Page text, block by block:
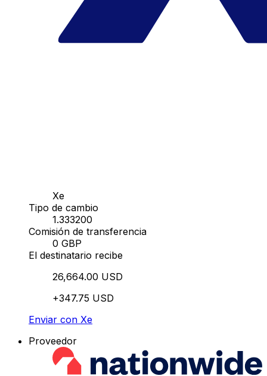
Xe
Tipo de cambio
1.333200
Comisión de transferencia
0 GBP
El destinatario recibe
26,664.00 USD
+347.75 USD
Enviar con Xe
Proveedor